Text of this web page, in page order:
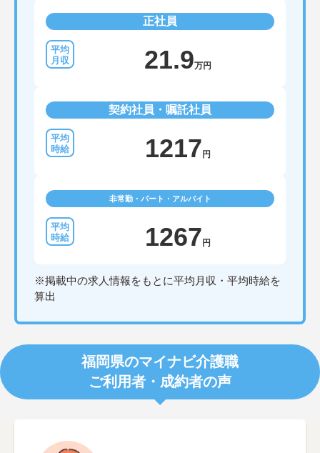
正社員
21.9万円
契約社員・嘱託社員
1217 円
非常勤・パート・アルバイト
1267 円
※掲載中の求人情報をもとに平均月収・平均時給を
算出
福岡県のマイナビ介護職
ご利用者・成約者の声